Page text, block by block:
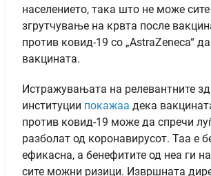
населението, така што не може
згрутчување на крвта после
против ковид-19 со „AstraZeneca“
вакцината.
Истражувањата на релевантните
институции покажаа дека
против ковид-19 може да спречи
разболат од коронавирусот. Таа е
ефикасна, а бенефитите од неа ги
сите можни ризици. Извршната